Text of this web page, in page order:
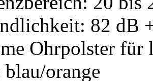
82 dB
Ohrpolster für
blau/orange